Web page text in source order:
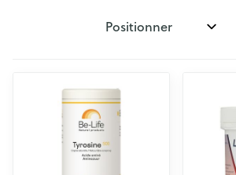
Trier par: